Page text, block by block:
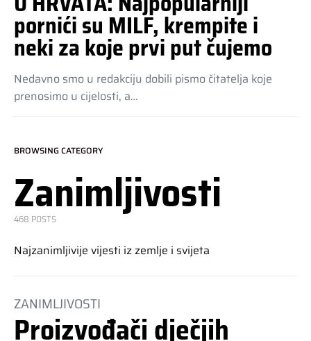
pornići su MILF, krempite i
neki za koje prvi put čujemo
Nedavno smo u redakciju dobili pismo čitatelja koje
prenosimo u cijelosti, a…
BROWSING CATEGORY
Zanimljivosti
468 POSTS
Najzanimljivije vijesti iz zemlje i svijeta
ZANIMLJIVOSTI
Proizvođači dječjih